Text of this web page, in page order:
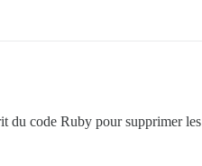
du code Ruby pour supprimer les